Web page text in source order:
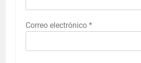
Correo electrónico *